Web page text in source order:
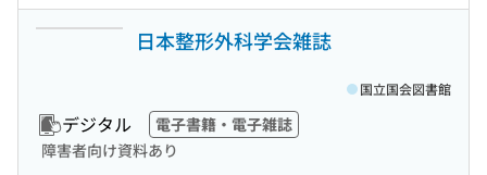
日本整形外科学会雑誌
デジタル
電子書籍・電子雑誌
障害者向け資料あり
国立国会図書館